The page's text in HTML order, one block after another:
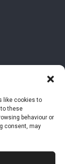
like cookies to
these
behaviour or
consent, may
IVGR models.